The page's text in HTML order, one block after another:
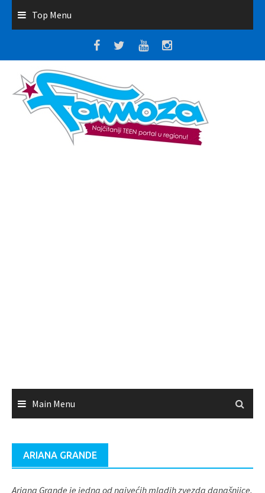
Top Menu
Main Menu
ARIANA GRANDE
Ariana Grande je jedna od najvećih mladih zvezda današnjice.